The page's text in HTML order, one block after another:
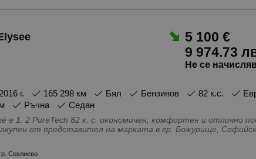
усилвател на волана, Система ISOFIX, Система за защита
5 100 €
9 974.73
Не се
г. 165 298 км Бял Бензинов 82 к.с.
Ръчна Седан
к. с. икономичен, комфортен и отлично поддържан
от представител на марката в гр. Божурище,
поддържана и паркирана в гараж, обслужвана редовно с
Севлиево